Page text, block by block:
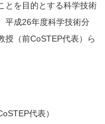
とを目的とする科学技術
平成26年度科学技術分
授（前CoSTEP代表）ら
代表）